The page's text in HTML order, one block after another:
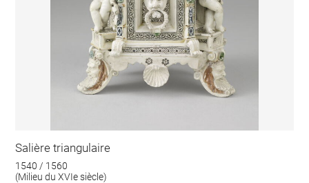
Salière triangulaire
1540 / 1560
(Milieu du XVIe siècle)